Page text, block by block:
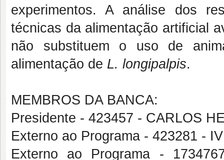
experimentos. A análise dos
técnicas da alimentação artificial
não substituem o uso de
alimentação de L. longipalpis.
MEMBROS DA BANCA:
Presidente - 423457 - CARLOS
Externo ao Programa - 423281 -
Externo ao Programa -